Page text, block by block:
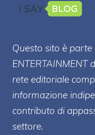
Questo sito è parte
ENTERTAINMENT
rete editoriale
informazione
contributo di
settore.